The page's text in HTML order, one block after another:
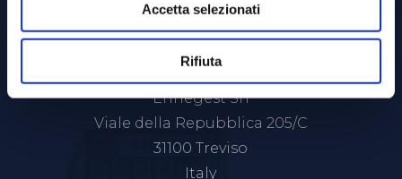
Accetta selezionati
Rifiuta
Ennegest Srl
Viale della Repubblica 205/C
31100 Treviso
Italy